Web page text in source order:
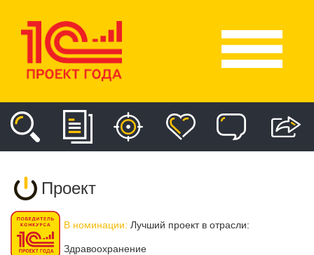
Проект
В номинации: Лучший проект в отрасли:
Здравоохранение